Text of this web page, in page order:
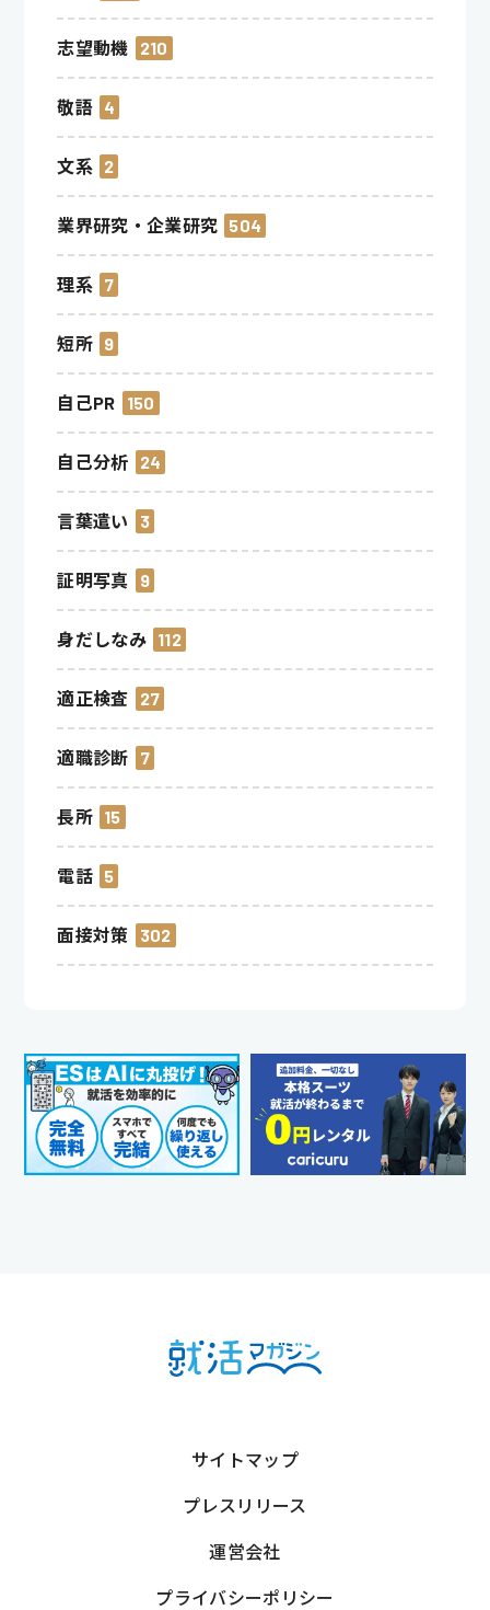
志望動機 210
敬語 4
文系 2
業界研究・企業研究 504
理系 7
短所 9
自己PR 150
自己分析 24
言葉遣い 3
証明写真 9
身だしなみ 112
適正検査 27
適職診断 7
長所 15
電話 5
面接対策 302
サイトマップ
プレスリリース
運営会社
プライバシーポリシー